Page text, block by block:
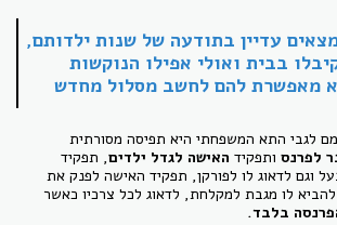
עדיין בתודעה של שנות ילדותם,
בבית ואולי אפילו הנוקשות
מאפשרת להם לחשב מסלול מחדש
לגבי התא המשפחתי היא תפיסה מסורתית
לפרנס ותפקיד האישה לגדל ילדים, תפקיד
וגם לדאוג לו לפורקן, תפקיד האישה לפנק את
לו מגבת למקלחת, לדאוג לכל צרכיו כאשר
בלבד.